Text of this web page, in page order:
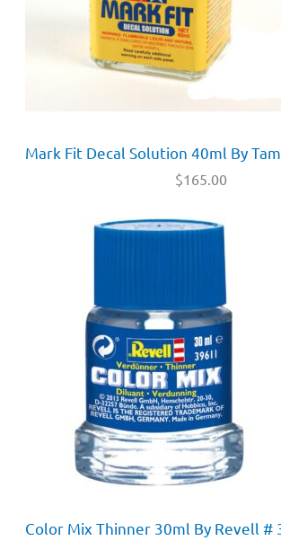
Mark Fit Decal Solution 40ml By
$165.00
Color Mix Thinner 30ml By Revell #